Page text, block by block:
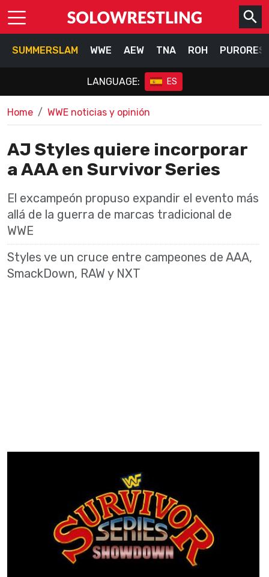
SUMMERSLAM WWE AEW TNA ROH
LANGUAGE: ES
Home WWE noticias y opinión
AJ Styles quiere incorporar
a AAA en Survivor Series
El excampeón propuso expandir el evento más
allá de la guerra de marcas tradicional de
WWE
Styles ve un cruce entre campeones de AAA,
SmackDown, RAW y NXT